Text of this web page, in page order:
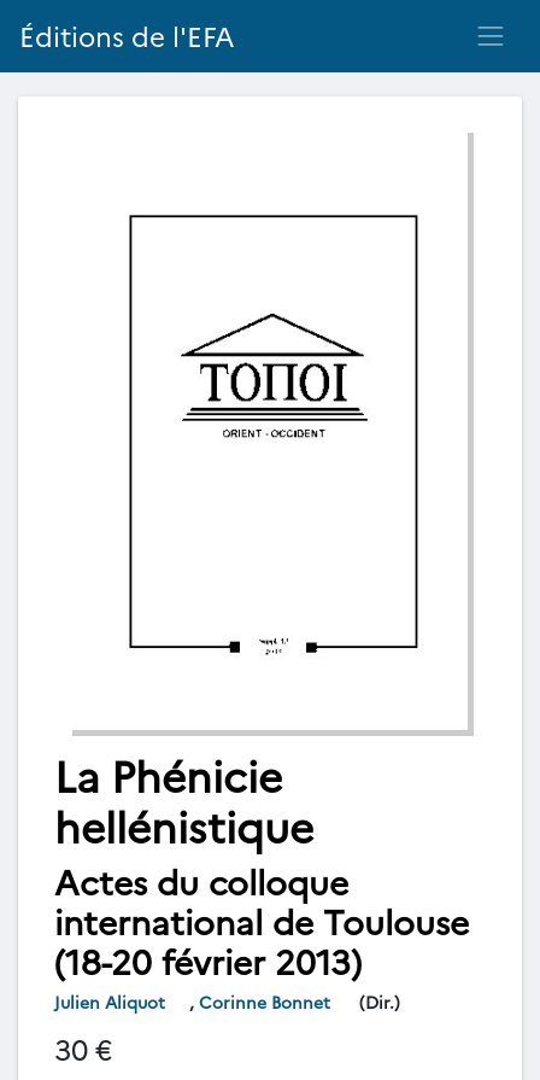
Éditions de l'EFA
La Phénicie
hellénistique
Actes du colloque
international de Toulouse
(18-20 février 2013)
Julien Aliquot , Corinne Bonnet (Dir.)
30 €